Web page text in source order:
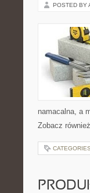
POSTED BY
namacalna, a
Zobacz